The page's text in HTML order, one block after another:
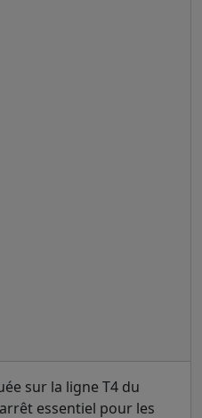
sur la ligne T4 du
essentiel pour les